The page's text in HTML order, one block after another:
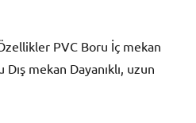
PVC Boru İç mekan
mekan Dayanıklı, uzun